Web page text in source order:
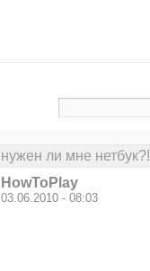
нужен ли мне нетбук?!
HowToPlay
03.06.2010 - 08:03